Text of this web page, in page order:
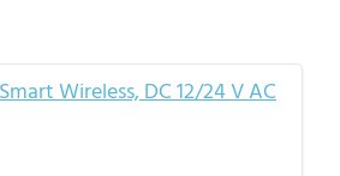
Wireless, DC 12/24 V AC